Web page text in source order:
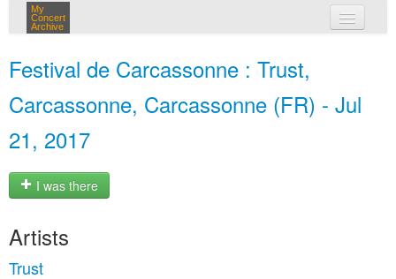
My
Concert
Archive
Festival de Carcassonne : Trust,
Carcassonne, Carcassonne (FR) - Jul
21, 2017
I was there
Artists
Trust